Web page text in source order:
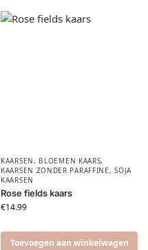
KAARSEN, BLOEMEN KAARS,
KAARSEN ZONDER PARAFFINE,SOJA
KAARSEN
Rose fields kaars
€14.99
Toevoegen aan winkelwagen